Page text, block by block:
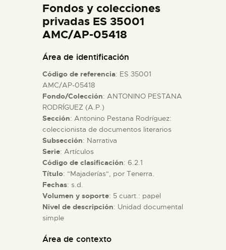
ESPAÑOL
ACTIVIDADES
█
EL MUSEO
COLECCIONES
DIDÁCTICA
Fondos y colecciones
privadas ES 35001
AMC/AP-05418
Área de identificación
Código de referencia: ES 35001
AMC/AP-05418
Fondo/Colección: ANTONINO PESTANA
RODRÍGUEZ (A.P.)
Sección: Antonino Pestana Rodríguez:
coleccionista de documentos literarios
Subsección: Narrativa
Serie: Artículos
Código de clasificación: 6.2.1
Título: "Majaderías", por Tenerra.
Fechas: s.d.
Volumen y soporte: 5 cuart.: papel
Nivel de descripción: Unidad documental
simple
Área de contexto